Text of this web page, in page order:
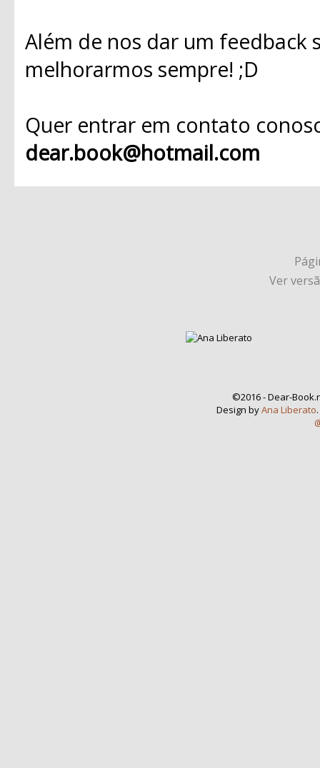
Além de nos dar um
melhorarmos sempre! ;D
Quer entrar em contato
dear.book@hotmail.com
Ver
©2016 - Dear-
Design byAna Liberato